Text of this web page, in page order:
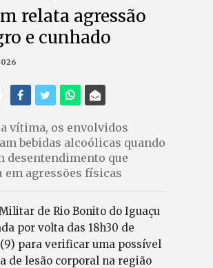
relata agressão
e cunhado
a vítima, os envolvidos
bebidas alcoólicas quando
desentendimento que
agressões físicas
de Rio Bonito do Iguaçu
por volta das 18h30 de
para verificar uma possível
de lesão corporal na região